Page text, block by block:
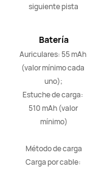
siguiente pista
Batería
Auriculares: 55 mAh
(valor mínimo cada
uno);
Estuche de carga:
510 mAh (valor
mínimo)
Método de carga
Carga por cable: